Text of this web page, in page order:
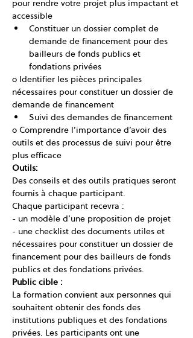
pour rendre votre projet plus impactant et
accessible
Constituer un dossier complet de
demande de financement pour des
bailleurs de fonds publics et
fondations privées
o Identifier les pièces principales
nécessaires pour constituer un dossier de
demande de financement
Suivi des demandes de financement
o Comprendre l’importance d’avoir des
outils et des processus de suivi pour être
plus efficace
Outils:
Des conseils et des outils pratiques seront
fournis à chaque participant.
Chaque participant recevra :
- un modèle d’une proposition de projet
- une checklist des documents utiles et
nécessaires pour constituer un dossier de
financement pour des bailleurs de fonds
publics et des fondations privées.
Public cible :
La formation convient aux personnes qui
souhaitent obtenir des fonds des
institutions publiques et des fondations
privées. Les participants ont une